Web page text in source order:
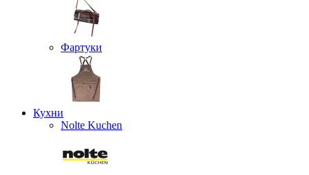
Фартуки
Кухни
Nolte Kuchen